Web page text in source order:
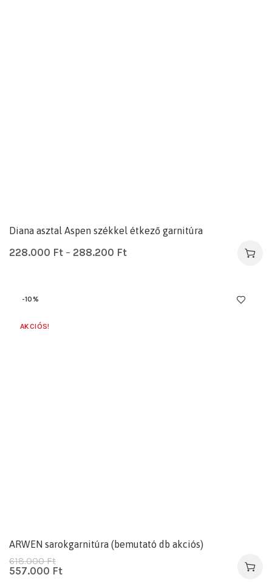
Diana asztal Aspen székkel étkező garnitúra
228.000 Ft – 288.200 Ft
-10%
AKCIÓS!
ARWEN sarokgarnitúra (bemutató db akciós)
618.000Ft
557.000 Ft